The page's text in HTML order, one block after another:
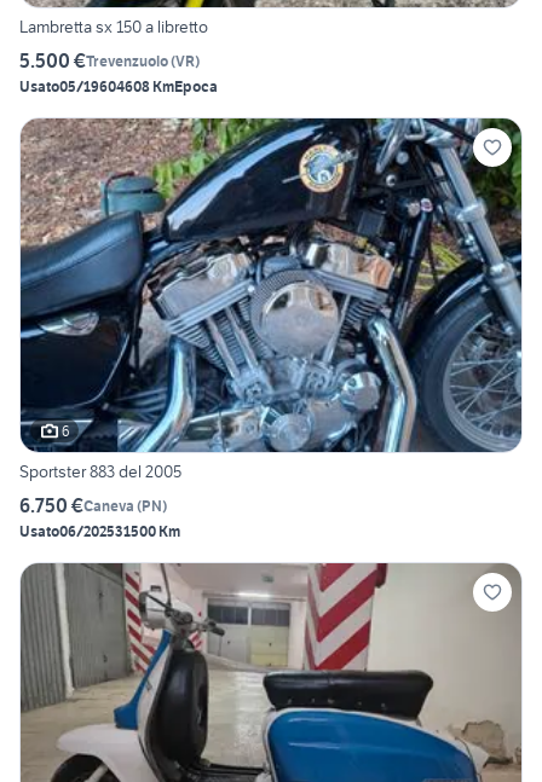
Lambretta sx 150 a libretto
5.500 €Trevenzuolo(VR)
Usato05/19604608 KmEpoca
6
Sportster 883 del 2005
6.750 €Caneva (PN)
Usato06/202531500 Km